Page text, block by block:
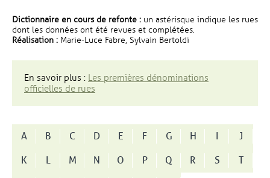
Dictionnaire en cours de refonte : un astérisque indique les rues
dont les données ont été revues et complétées.
Réalisation : Marie-Luce Fabre, Sylvain Bertoldi
En savoir plus : Les premières dénominations
officielles de rues
A B C D E F G H I
J
K
L M N O P Q R S
T